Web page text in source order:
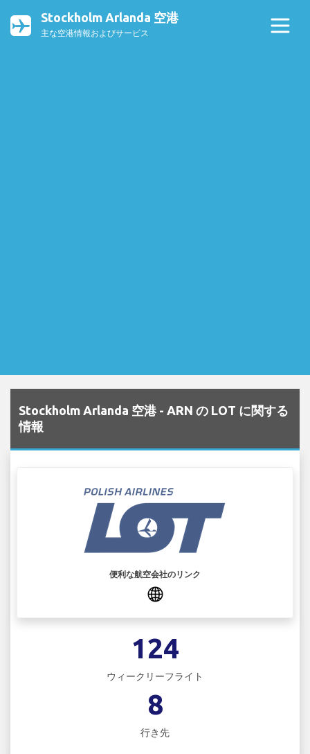
Stockholm Arlanda 空港
主な空港情報およびサービス
Stockholm Arlanda 空港 - ARN の LOT に関する
情報
便利な航空会社のリンク
124
ウィークリーフライト
8
行き先